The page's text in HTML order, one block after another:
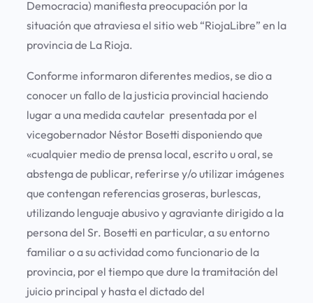
Democracia) manifiesta preocupación por la
situación que atraviesa el sitio web “RiojaLibre” en la
provincia de La Rioja.
Conforme informaron diferentes medios, se dio a
conocer un fallo de la justicia provincial haciendo
lugar a una medida cautelar presentada por el
vicegobernador Néstor Bosetti disponiendo que
«cualquier medio de prensa local, escrito u oral, se
abstenga de publicar, referirse y/o utilizar imágenes
que contengan referencias groseras, burlescas,
utilizando lenguaje abusivo y agraviante dirigido a la
persona del Sr. Bosetti en particular, a su entorno
familiar o a su actividad como funcionario de la
provincia, por el tiempo que dure la tramitación del
juicio principal y hasta el dictado del